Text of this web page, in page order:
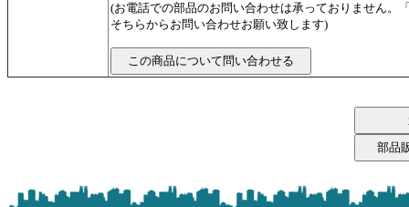
(お電話での部品のお問い合わせは承っておりません。
そちらからお問い合わせお願い致します)